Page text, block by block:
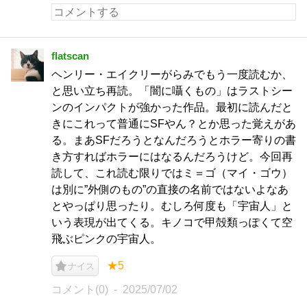
flatscan
ヘンリー・エイクリーがらみでもう一度読むか、
と思い立ち再読。「闇に囁くもの」はラストシー
ンのインパクトが強かった作品。最初に読んだと
きにこれって普通にSFやん？とか思った覚えがあ
る。まあSFだろうとなんだろうとホラー寄りの書
き方すればホラーにはなるんだろうけど。今回再
読して、これ読む限りではミ＝ゴ（マイ・ゴウ）
は別に”外側のもの”の直接の名前ではないよなあ
とやっぱり思ったり。むしろ何度も「宇宙人」と
いう表現が出てくる。キノコで甲殻類っぽくて空
飛ぶピンクの宇宙人。
ナイス ★5
コメント(0) 2025/07/02